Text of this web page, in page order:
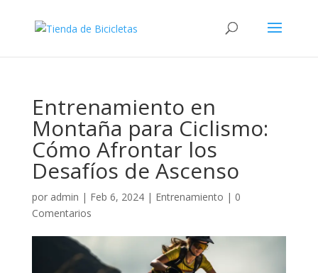
Entrenamiento en
Montaña para Ciclismo:
Cómo Afrontar los
Desafíos de Ascenso
por admin | Feb 6, 2024| Entrenamiento | 0
Comentarios